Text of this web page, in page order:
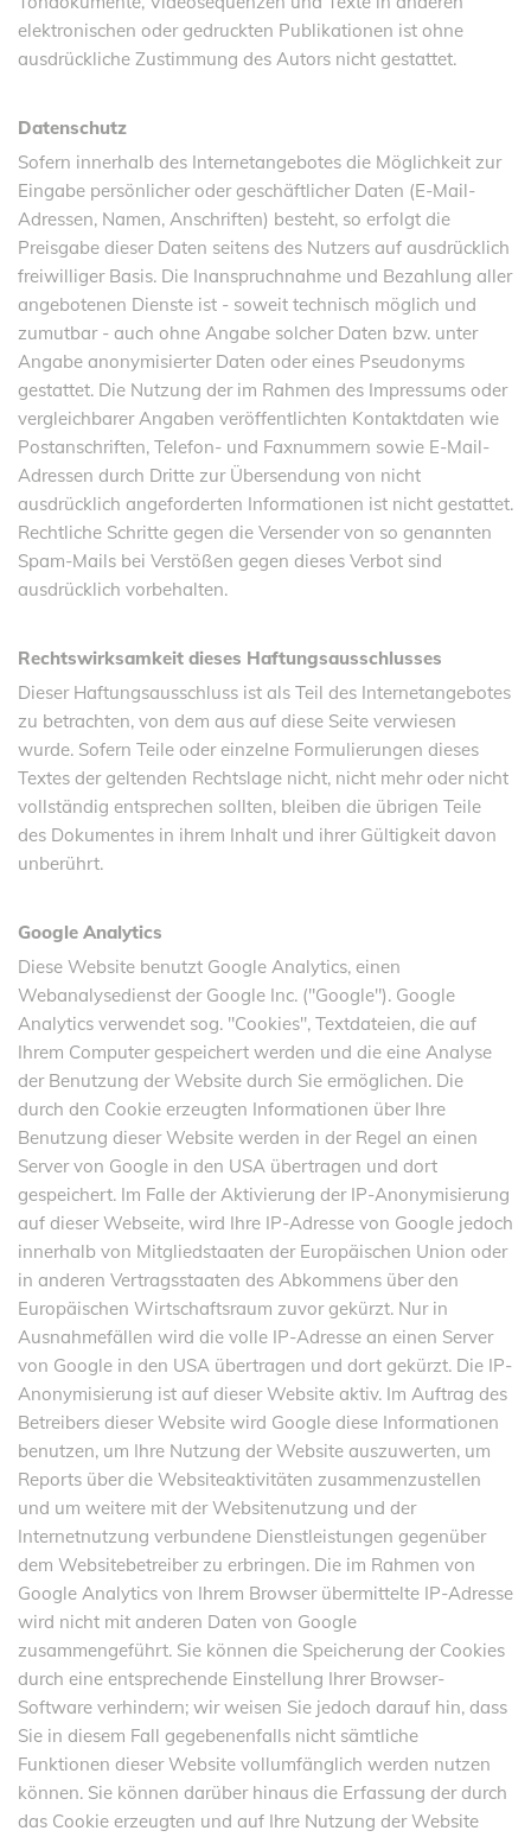
elektronischen oder gedruckten Publikationen ist ohne
ausdrückliche Zustimmung des Autors nicht gestattet.
Datenschutz
Sofern innerhalb des Internetangebotes die Möglichkeit zur
Eingabe persönlicher oder geschäftlicher Daten (E-Mail-
Adressen, Namen, Anschriften) besteht, so erfolgt die
Preisgabe dieser Daten seitens des Nutzers auf ausdrücklich
freiwilliger Basis. Die Inanspruchnahme und Bezahlung aller
angebotenen Dienste ist - soweit technisch möglich und
zumutbar - auch ohne Angabe solcher Daten bzw. unter
Angabe anonymisierter Daten oder eines Pseudonyms
gestattet. Die Nutzung der im Rahmen des Impressums oder
vergleichbarer Angaben veröffentlichten Kontaktdaten wie
Postanschriften, Telefon- und Faxnummern sowie E-Mail-
Adressen durch Dritte zur Übersendung von nicht
ausdrücklich angeforderten Informationen ist nicht gestattet.
Rechtliche Schritte gegen die Versender von so genannten
Spam-Mails bei Verstößen gegen dieses Verbot sind
ausdrücklich vorbehalten.
Rechtswirksamkeit dieses Haftungsausschlusses
Dieser Haftungsausschluss ist als Teil des Internetangebotes
zu betrachten, von dem aus auf diese Seite verwiesen
wurde. Sofern Teile oder einzelne Formulierungen dieses
Textes der geltenden Rechtslage nicht, nicht mehr oder nicht
vollständig entsprechen sollten, bleiben die übrigen Teile
des Dokumentes in ihrem Inhalt und ihrer Gültigkeit davon
unberührt.
Google Analytics
Diese Website benutzt Google Analytics, einen
Webanalysedienst der Google Inc. ("Google"). Google
Analytics verwendet sog. "Cookies", Textdateien, die auf
Ihrem Computer gespeichert werden und die eine Analyse
der Benutzung der Website durch Sie ermöglichen. Die
durch den Cookie erzeugten Informationen über Ihre
Benutzung dieser Website werden in der Regel an einen
Server von Google in den USA übertragen und dort
gespeichert. Im Falle der Aktivierung der IP-Anonymisierung
auf dieser Webseite, wird Ihre IP-Adresse von Google jedoch
innerhalb von Mitgliedstaaten der Europäischen Union oder
in anderen Vertragsstaaten des Abkommens über den
Europäischen Wirtschaftsraum zuvor gekürzt. Nur in
Ausnahmefällen wird die volle IP-Adresse an einen Server
von Google in den USA übertragen und dort gekürzt. Die IP-
Anonymisierung ist auf dieser Website aktiv. Im Auftrag des
Betreibers dieser Website wird Google diese Informationen
benutzen, um Ihre Nutzung der Website auszuwerten, um
Reports über die Websiteaktivitäten zusammenzustellen
und um weitere mit der Websitenutzung und der
Internetnutzung verbundene Dienstleistungen gegenüber
dem Websitebetreiber zu erbringen. Die im Rahmen von
Google Analytics von Ihrem Browser übermittelte IP-Adresse
wird nicht mit anderen Daten von Google
zusammengeführt. Sie können die Speicherung der Cookies
durch eine entsprechende Einstellung Ihrer Browser-
Software verhindern; wir weisen Sie jedoch darauf hin, dass
Sie in diesem Fall gegebenenfalls nicht sämtliche
Funktionen dieser Website vollumfänglich werden nutzen
können. Sie können darüber hinaus die Erfassung der durch
das Cookie erzeugten und auf Ihre Nutzung der Website